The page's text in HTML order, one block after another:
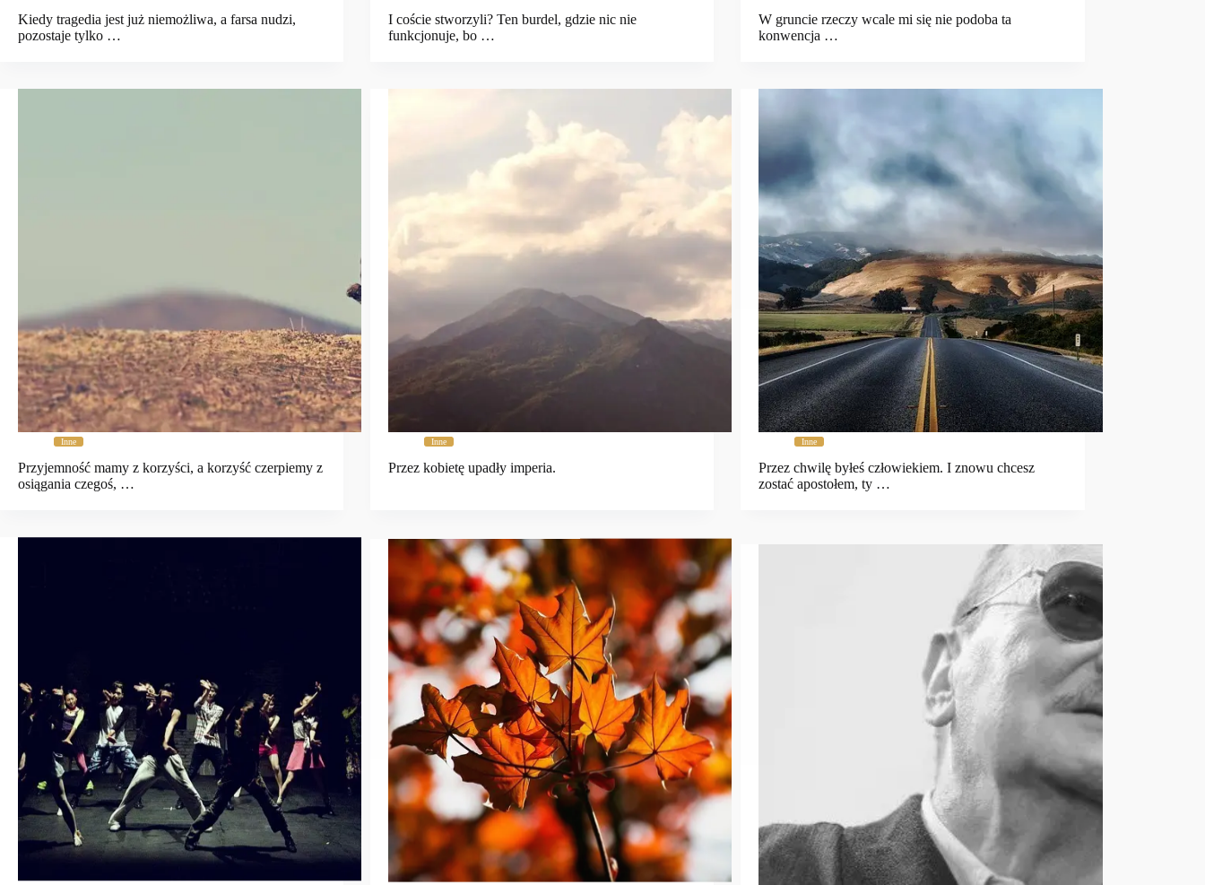
Kiedy tragedia jest już niemożliwa, a farsa nudzi,
pozostaje tylko …
I coście stworzyli? Ten burdel, gdzie nic nie
funkcjonuje, bo …
W gruncie rzeczy wcale mi się nie podoba ta
konwencja …
Inne
Przyjemność mamy z korzyści, a korzyść czerpiemy z
osiągania czegoś, …
Inne
Przez kobietę upadły imperia.
Inne
Przez chwilę byłeś człowiekiem. I znowu chcesz
zostać apostołem, ty …